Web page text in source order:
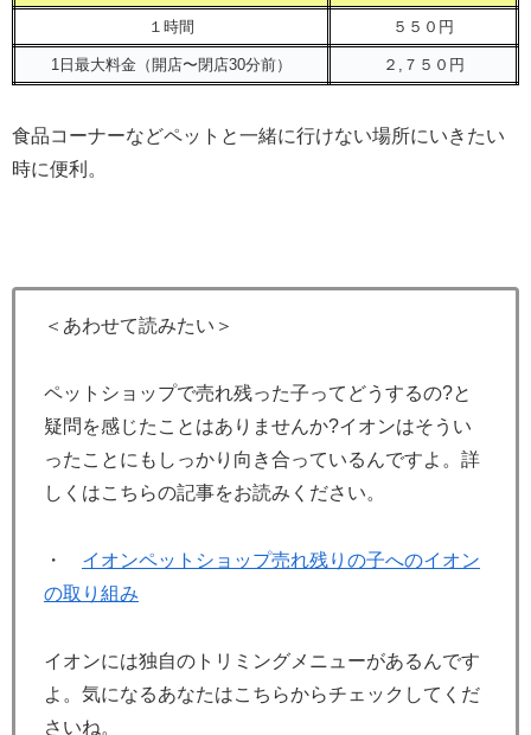
１時間 ５５０円
1日最大料金（開店〜閉店30分前） ２,７５０円
食品コーナーなどペットと一緒に行けない場所にいきたい
時に便利。
＜あわせて読みたい＞
ペットショップで売れ残った子ってどうするの?と
疑問を感じたことはありませんか?イオンはそうい
ったことにもしっかり向き合っているんですよ。詳
しくはこちらの記事をお読みください。
・ イオンペットショップ売れ残りの子へのイオン
の取り組み
イオンには独自のトリミングメニューがあるんです
よ。気になるあなたはこちらからチェックしてくだ
さいね。